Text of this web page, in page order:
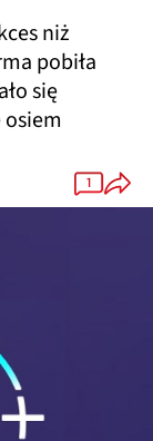
niż
pobiła
się
1